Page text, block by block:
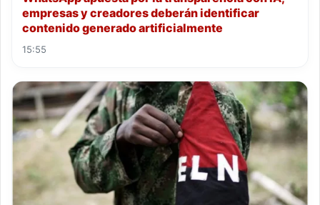
empresas y creadores deberán identificar
contenido generado artificialmente
15:55